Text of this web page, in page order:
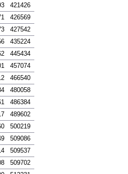
421426
426569
427542
435224
445434
457074
466540
480058
486384
489602
500219
509086
509537
509702